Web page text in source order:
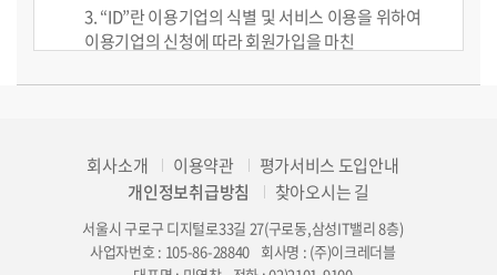
3. “ID”란 이용기업의 식별 및 서비스 이용을 위하여
이용기업의 신청에 따라 회원가입을 마친
5. “수수료”란 이용기업이 회사의 서비스 중에서 유료
서비스의 이용을 신청할 때 또는 해지 후 재신청할 때
당해 유료 서비스의 이용을 위하여 회사에 내야 할
요금을 말합니다.
회사소개 이용약관
평가서비스 도입안내
개인정보취급방침
찾아오시는 길
서울시 구로구 디지털로33길 27(구로동,삼성IT밸리 8층)
사업자번호 : 105-86-28840 회사명 : (주)이크레더블